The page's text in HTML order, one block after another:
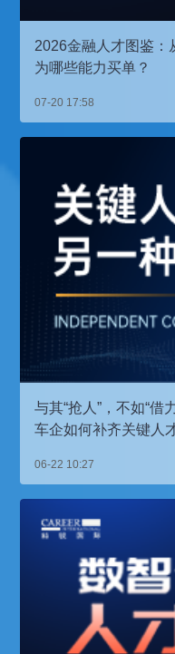
2026金融人才图鉴：
为哪些能力买单？
07-20 17:58
与其“抢人”，不如“借
车企如何补齐关键人
06-22 10:27